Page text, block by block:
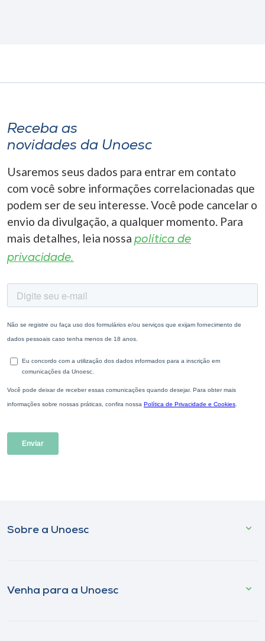
Receba as
novidades da Unoesc
Usaremos seus dados para entrar em contato
com você sobre informações correlacionadas que
podem ser de seu interesse. Você pode cancelar o
envio da divulgação, a qualquer momento. Para
mais detalhes, leia nossa política de
privacidade.
Sobre a Unoesc
Venha para a Unoesc